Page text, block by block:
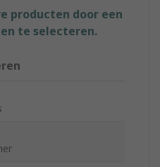
producten door een
te selecteren.